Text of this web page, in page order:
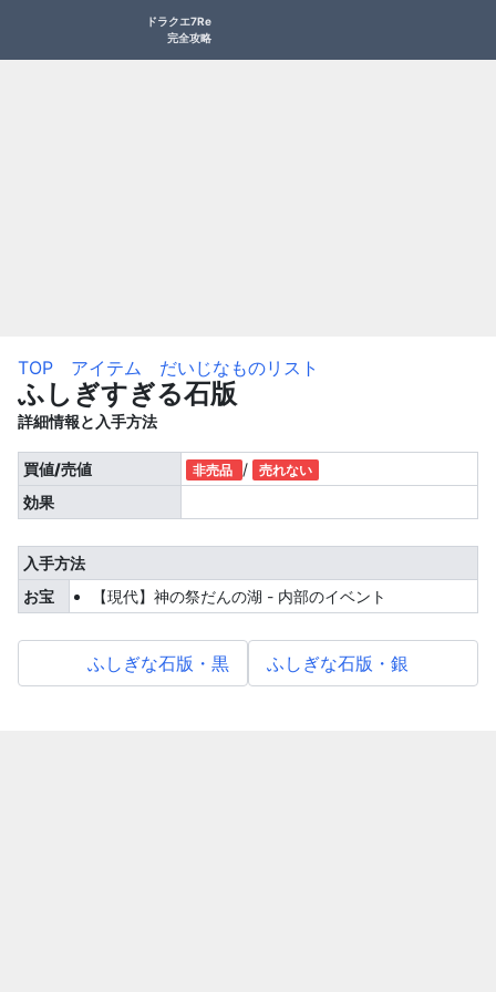
ドラクエ7Re
完全攻略
TOP アイテム だいじなものリスト
ふしぎすぎる石版
詳細情報と入手方法
買値/売値 非売品 / 売れない
効果
入手方法
お宝
【現代】神の祭だんの湖 - 内部のイベント
ふしぎな石版・黒 ふしぎな石版・銀